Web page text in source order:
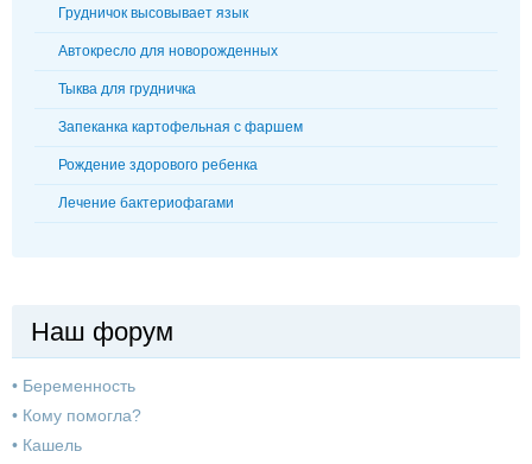
Грудничок высовывает язык
Автокресло для новорожденных
Тыква для грудничка
Запеканка картофельная с фаршем
Рождение здорового ребенка
Лечение бактериофагами
Наш форум
• Беременность
• Кому помогла?
• Кашель